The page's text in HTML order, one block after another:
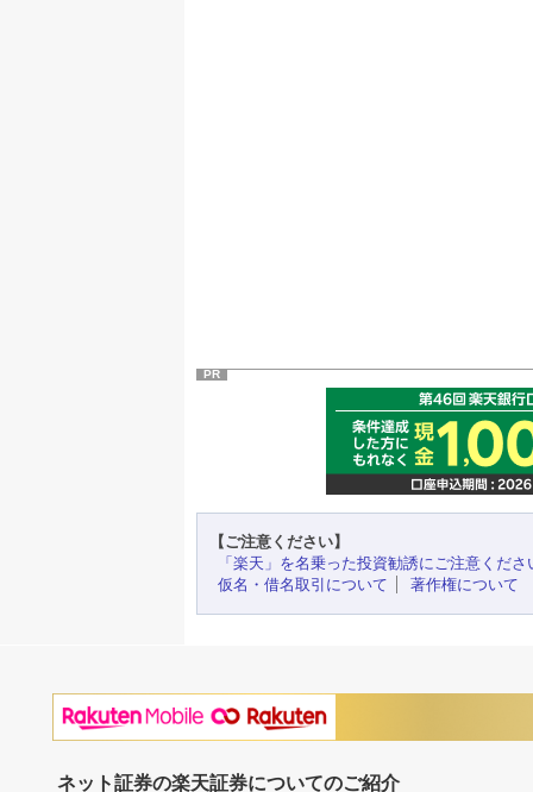
PR
【ご注意ください】
「楽天」を名乗った投資勧誘にご注意くださ
仮名・借名取引について
著作権について
ネット証券の楽天証券についてのご紹介